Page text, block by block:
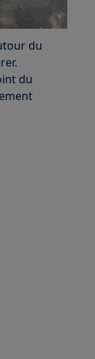
du
du